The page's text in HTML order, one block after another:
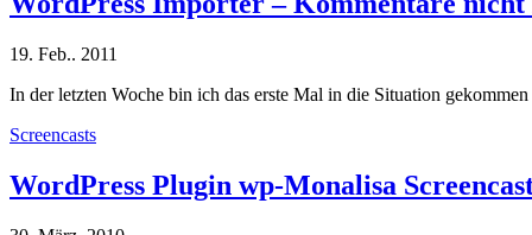
19. Feb.. 2011
In der letzten Woche bin ich das erste Mal in die Situation
Screencasts
WordPress Plugin wp-Monalisa